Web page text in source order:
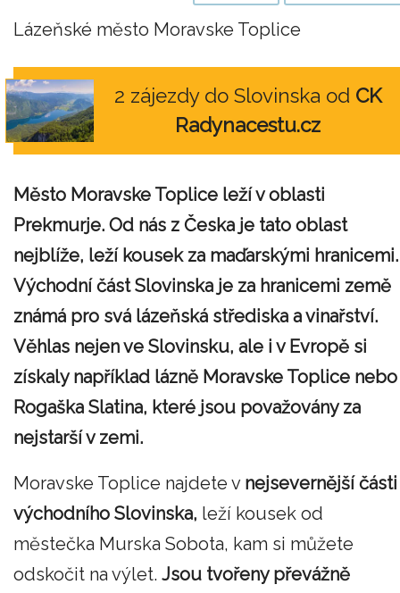
Lázeňské město Moravske Toplice
2 zájezdy do Slovinska od CK
Radynacestu.cz
Město Moravske Toplice leží v oblasti
Prekmurje. Od nás z Česka je tato oblast
nejblíže, leží kousek za maďarskými hranicemi.
Východní část Slovinska je za hranicemi země
známá pro svá lázeňská střediska a vinařství.
Věhlas nejen ve Slovinsku, ale i v Evropě si
získaly například lázně Moravske Toplice nebo
Rogaška Slatina, které jsou považovány za
nejstarší v zemi.
Moravske Toplice najdete v nejsevernější části
východního Slovinska, leží kousek od
městečka Murska Sobota, kam si můžete
odskočit na výlet. Jsou tvořeny převážně